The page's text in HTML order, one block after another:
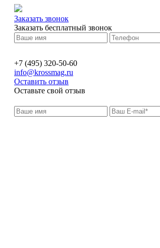
Заказать звонок
Заказать бесплатный звонок
+7 (495) 320-50-60
info@krossmag.ru
Оставить отзыв
Оставьте свой отзыв